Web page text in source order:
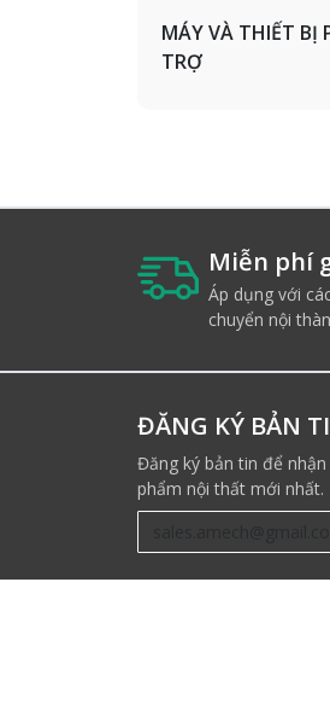
MÁY VÀ THIẾT BỊ
TRỢ
Miễn phí
Áp dụng với
chuyển nội
ĐĂNG KÝ BẢN
Đăng ký bản tin để
phẩm nội thất mới nhất.